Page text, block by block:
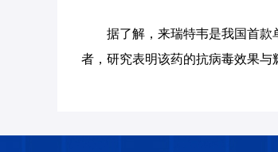
据了解，来瑞特韦是我国首
者，研究表明该药的抗病毒效果与